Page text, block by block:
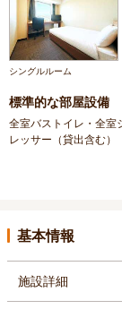
シングルルーム
標準的な部屋設備
全室バストイレ・全室
レッサー（貸出含む）
基本情報
施設詳細